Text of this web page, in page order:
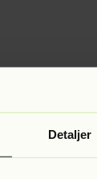
Detaljer